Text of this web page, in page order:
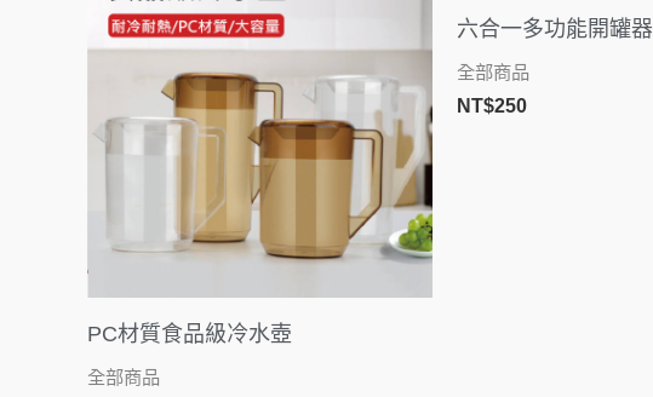
PC材質食品級冷水壺
全部商品
範
圍：
到
NT$600
六合一多功能開罐器
全部商品
NT$250